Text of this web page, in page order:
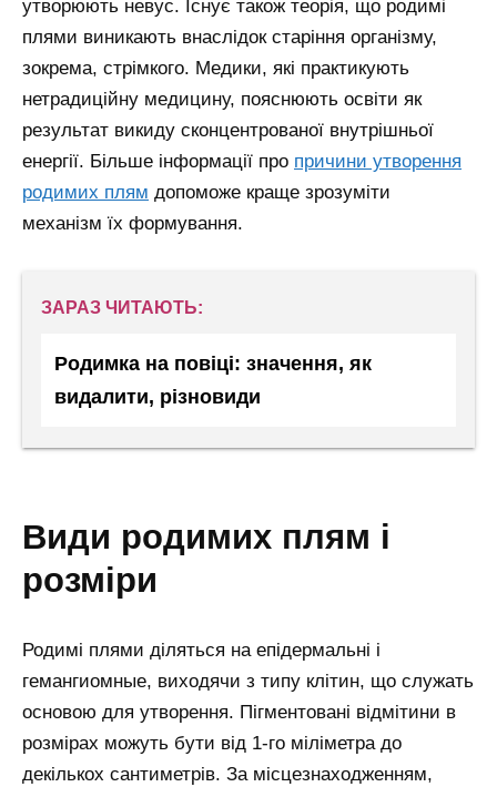
утворюють невус. Існує також теорія, що родимі
плями виникають внаслідок старіння організму,
зокрема, стрімкого. Медики, які практикують
нетрадиційну медицину, пояснюють освіти як
результат викиду сконцентрованої внутрішньої
енергії. Більше інформації про причини утворення
родимих плям допоможе краще зрозуміти
механізм їх формування.
ЗАРАЗ ЧИТАЮТЬ:
Родимка на повіці: значення, як
видалити, різновиди
види родимих плям і
розміри
Родимі плями діляться на епідермальні і
гемангиомные, виходячи з типу клітин, що служать
основою для утворення. Пігментовані відмітини в
розмірах можуть бути від 1-го міліметра до
декількох сантиметрів. За місцезнаходженням,